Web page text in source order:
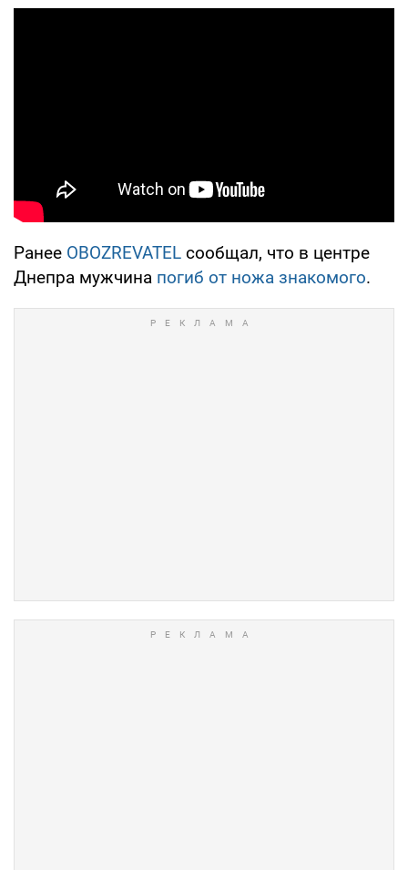
Ранее OBOZREVATEL сообщал, что в центре
Днепра мужчина погиб от ножа знакомого.